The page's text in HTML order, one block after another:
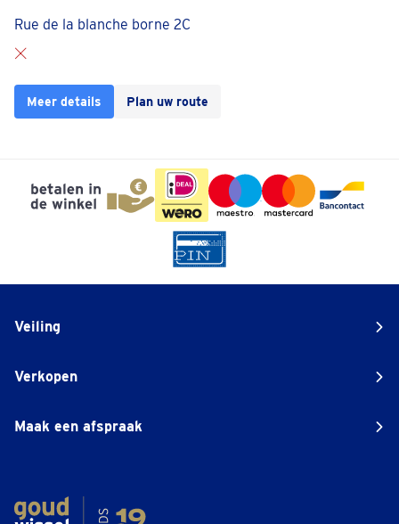
Rue de la blanche borne 2C
Meer details Plan uw route
Veiling
Verkopen
Maak een afspraak